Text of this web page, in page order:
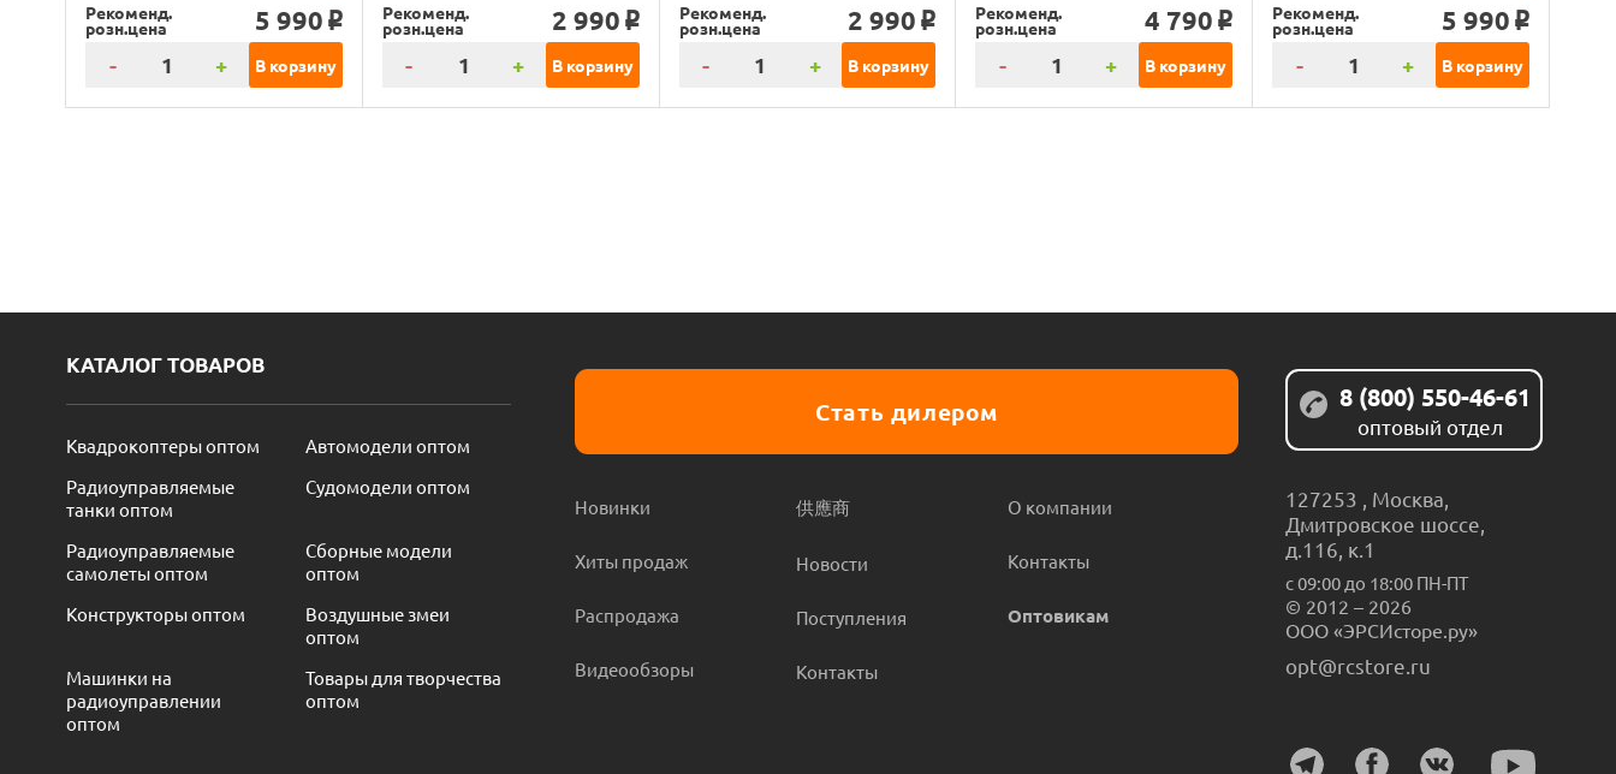
Рекоменд.
розн.цена 5 990 o
- + В корзину
Рекоменд.
розн.цена 2 990 o
- + В корзину
Рекоменд.
розн.цена 2 990 o
- + В корзину
Рекоменд.
розн.цена 4 790 o
- + В корзину
Рекоменд.
розн.цена 5 990 o
- + В корзину
КАТАЛОГ ТОВАРОВ
Квадрокоптеры оптом
Автомодели оптом
Радиоуправляемые
танки оптом
Судомодели оптом
Радиоуправляемые
самолеты оптом
Сборные модели
оптом
Конструкторы оптом
Воздушные змеи
оптом
Машинки на
радиоуправлении
оптом
Товары для творчества
оптом
Стать дилером
Новинки
Хиты продаж
Распродажа
Видеообзоры
供應商
Новости
Поступления
Контакты
О компании
Контакты
Оптовикам
8 (800) 550-46-61
оптовый отдел
127253 Москва
Дмитровское шоссе,
д.116, к.1
с 09:00 до 18:00 ПН-ПТ
© 2012 – 2026
ООО «ЭРСИсторе.ру»
opt@rcstore.ru